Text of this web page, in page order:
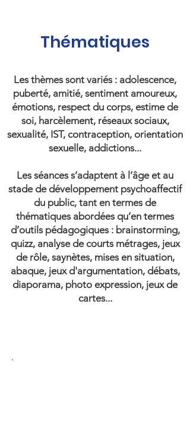
Thématiques
Les thèmes sont variés : adolescence,
puberté, amitié, sentiment amoureux,
émotions, respect du corps, estime de
soi, harcèlement, réseaux sociaux,
sexualité, IST, contraception, orientation
sexuelle, addictions...
Les séances s’adaptent à l’âge et au
stade de développement psychoaffectif
du public, tant en termes de
thématiques abordées qu’en termes
d’outils pédagogiques : brainstorming,
quizz, analyse de courts métrages, jeux
de rôle, saynètes, mises en situation,
abaque, jeux d'argumentation, débats,
diaporama, photo expression, jeux de
cartes...